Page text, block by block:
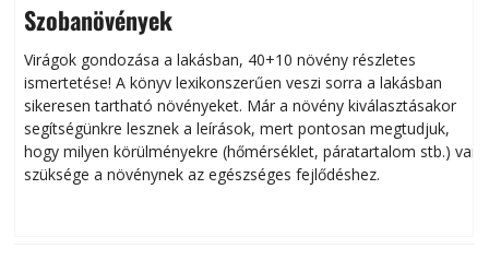
Szobanövények
Virágok gondozása a lakásban, 40+10 növény részletes
ismertetése! A könyv lexikonszerűen veszi sorra a lakásban
sikeresen tart­ha­tó növényeket. Már a növény kiválasztásakor
segítségünkre lesznek a leírások, mert pontosan megtudjuk,
hogy milyen körülményekre (hőmérséklet, páratartalom stb.) van
szüksége a növénynek az egészséges fejlődéshez.